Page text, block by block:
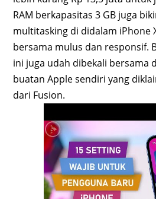
RAM berkapasitas 3 GB juga
multitasking di didalam iPhone
bersama mulus dan responsif.
ini juga udah dibekali bersama
buatan Apple sendiri yang
dari Fusion.